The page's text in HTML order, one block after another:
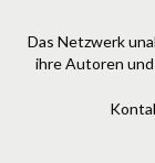
Das Netzwerk
ihre Autoren